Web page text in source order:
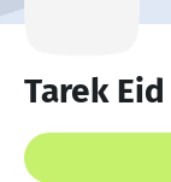
Tarek Eid